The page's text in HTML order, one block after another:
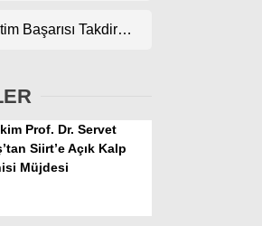
Başarısı Takdir
Prof. Dr. Servet
Siirt’e Açık Kalp
Müjdesi